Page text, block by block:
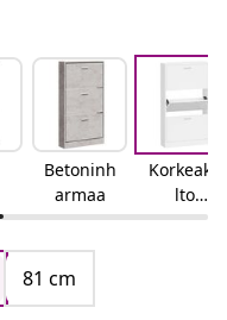
Betoninh
armaa
Korkeakii
lto
valkoinen
81 cm